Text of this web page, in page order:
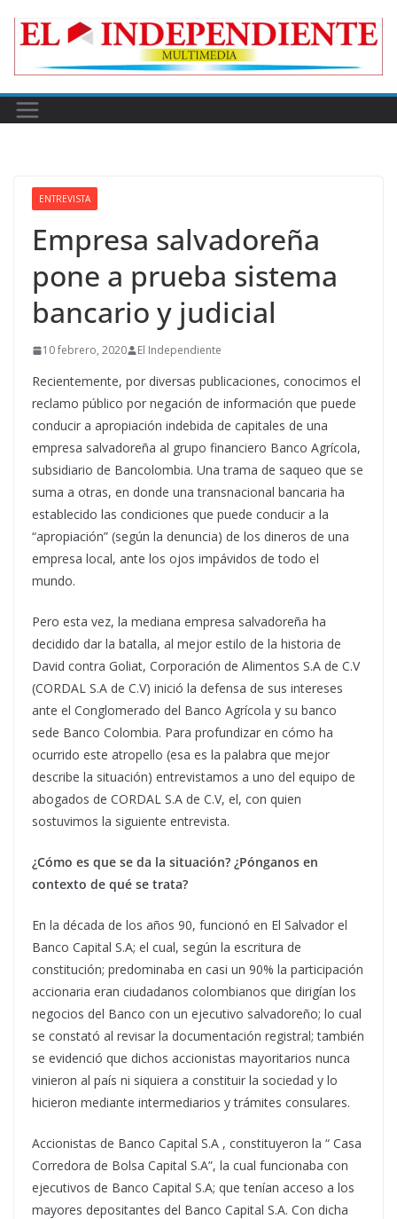
ENTREVISTA
Empresa salvadoreña
pone a prueba sistema
bancario y judicial
10 febrero, 2020 El Independiente
Recientemente, por diversas publicaciones, conocimos el
reclamo público por negación de información que puede
conducir a apropiación indebida de capitales de una
empresa salvadoreña al grupo financiero Banco Agrícola,
subsidiario de Bancolombia. Una trama de saqueo que se
suma a otras, en donde una transnacional bancaria ha
establecido las condiciones que puede conducir a la
“apropiación” (según la denuncia) de los dineros de una
empresa local, ante los ojos impávidos de todo el
mundo.
Pero esta vez, la mediana empresa salvadoreña ha
decidido dar la batalla, al mejor estilo de la historia de
David contra Goliat, Corporación de Alimentos S.A de C.V
(CORDAL S.A de C.V) inició la defensa de sus intereses
ante el Conglomerado del Banco Agrícola y su banco
sede Banco Colombia. Para profundizar en cómo ha
ocurrido este atropello (esa es la palabra que mejor
describe la situación) entrevistamos a uno del equipo de
abogados de CORDAL S.A de C.V, el, con quien
sostuvimos la siguiente entrevista.
¿Cómo es que se da la situación? ¿Pónganos en
contexto de qué se trata?
En la década de los años 90, funcionó en El Salvador el
Banco Capital S.A; el cual, según la escritura de
constitución; predominaba en casi un 90% la participación
accionaria eran ciudadanos colombianos que dirigían los
negocios del Banco con un ejecutivo salvadoreño; lo cual
se constató al revisar la documentación registral; también
se evidenció que dichos accionistas mayoritarios nunca
vinieron al país ni siquiera a constituir la sociedad y lo
hicieron mediante intermediarios y trámites consulares.
Accionistas de Banco Capital S.A , constituyeron la “ Casa
Corredora de Bolsa Capital S.A”, la cual funcionaba con
ejecutivos de Banco Capital S.A; que tenían acceso a los
mayores depositantes del Banco Capital S.A. Con dicha